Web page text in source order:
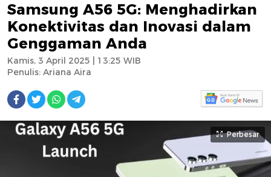
Samsung A56 5G: Menghadirkan
Konektivitas dan Inovasi dalam
Genggaman Anda
Penulis: Ariana Aira
Kamis, 3 April 2025 | 13:25 WIB
Perbesar